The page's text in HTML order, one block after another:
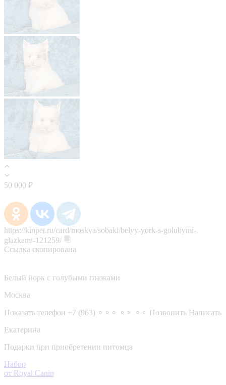
50 000 ₽
https://kinpet.ru/card/moskva/sobaki/belyy-york-s-golubymi-
glazkami-121259/
Ссылка скопирована
Белый йорк с голубыми глазками
Москва
Показать телефон +7 (963) ⚬⚬⚬ ⚬⚬ ⚬⚬ Позвонить Написать
Екатерина
Подарки при приобретении питомца
Набор
от Royal Canin